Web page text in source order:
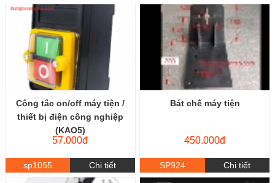
Công tắc on/off máy tiện /
thiết bị điện công nghiệp
(KAO5)
57.000đ
sp1055 Chi tiết
Bát chế máy tiện
450.000đ
SP924 Chi tiết